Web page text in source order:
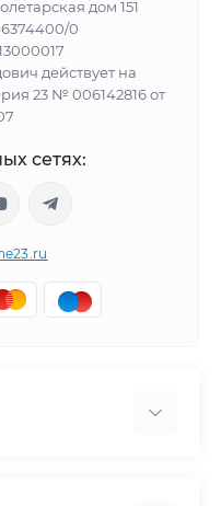
дом 151
0
действует на
23 № 006142816 от
сетях: